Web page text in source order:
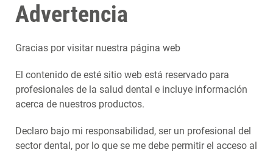
Advertencia
Gracias por visitar nuestra página web
El contenido de esté sitio web está reservado para
profesionales de la salud dental e incluye información
acerca de nuestros productos.
Declaro bajo mi responsabilidad, ser un profesional del
sector dental, por lo que se me debe permitir el acceso al